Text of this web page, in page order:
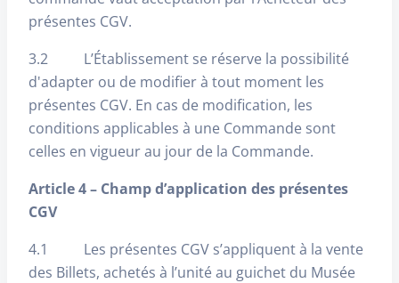
présentes CGV.
3.2 L’Établissement se réserve la possibilité
d'adapter ou de modifier à tout moment les
présentes CGV. En cas de modification, les
conditions applicables à une Commande sont
celles en vigueur au jour de la Commande.
Article 4 – Champ d’application des présentes
CGV
4.1 Les présentes CGV s’appliquent à la vente
des Billets, achetés à l’unité au guichet du Musée